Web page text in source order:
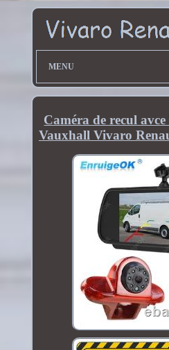
MENU
Caméra de recul
Vauxhall Vivaro